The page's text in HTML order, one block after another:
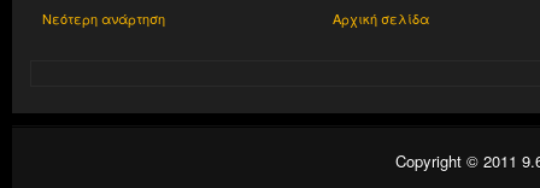
Νεότερη ανάρτηση Αρχική σελίδα
Copyright © 2011